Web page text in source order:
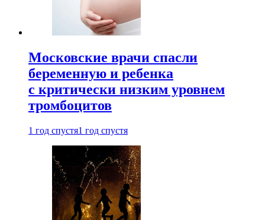
Московские врачи спасли
беременную и ребенка
с критически низким уровнем
тромбоцитов
1 год спустя1 год спустя